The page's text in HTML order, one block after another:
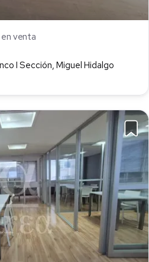
en venta
I Sección, Miguel Hidalgo